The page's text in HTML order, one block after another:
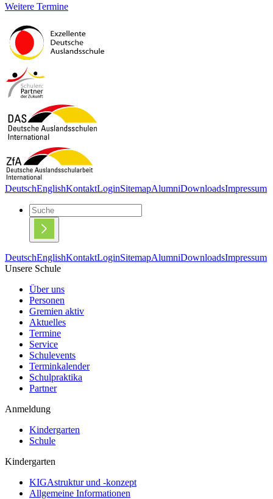
Weitere Termine
DeutschEnglishKontaktLoginSitemapAlumniDownloadsImpressum
DeutschEnglishKontaktLoginSitemapAlumniDownloadsImpressum
Unsere Schule
Über uns
Personen
Gremien aktiv
Aktuelles
Termine
Service
Schulevents
Terminkalender
Schulpraktika
Partner
Anmeldung
Kindergarten
Schule
Kindergarten
KIGAstruktur und -konzept
Allgemeine Informationen